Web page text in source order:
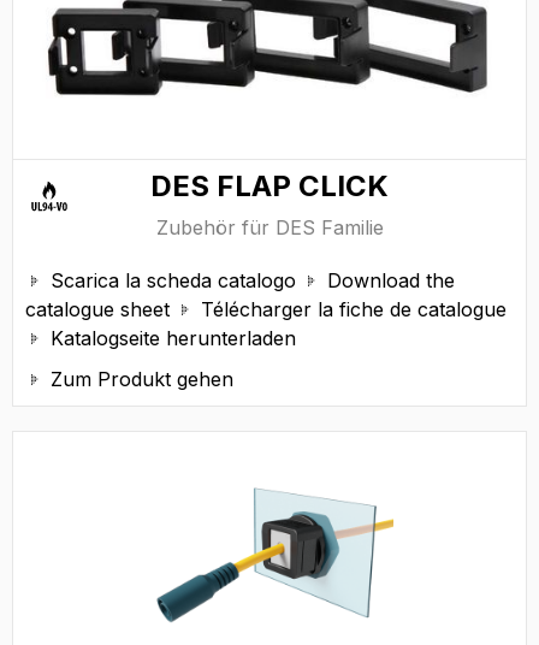
DES FLAP CLICK
Zubehör für DES Familie
 Scarica la scheda catalogo 
Download the
catalogue sheet
 Télécharger la fiche de catalogue
 Katalogseite herunterladen
 Zum Produkt gehen